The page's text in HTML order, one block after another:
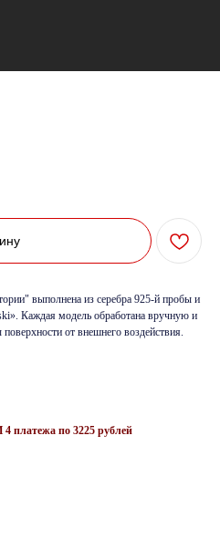
выполнена из серебра 925-й пробы и
Каждая модель обработана вручную и
от внешнего воздействия.
платежа по 3225 рублей